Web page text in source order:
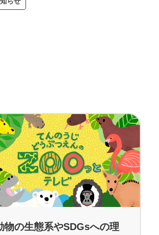
物の生態系やSDGsへの理